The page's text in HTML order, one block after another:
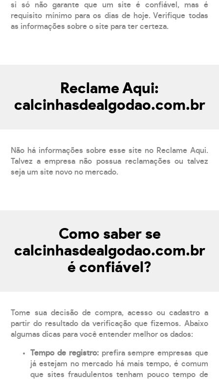
si só não garante que um site é confiável, mas é
requisito mínimo para os dias de hoje. Verifique todas
as informações sobre o site para ter certeza.
Reclame Aqui:
calcinhasdealgodao.com.br
Não há informações sobre esse site no Reclame Aqui.
Talvez a empresa não possua reclamações ou talvez
seja um site novo no mercado.
Como saber se
calcinhasdealgodao.com.br
é confiável?
Tome sua decisão de compra, acesso ou cadastro a
partir do resultado da verificação que fizemos. Abaixo
algumas dicas para você entender melhor os dados:
Tempo de registro: prefira sempre empresas que
já estejam no mercado há mais tempo, é comum
que sites fraudulentos tenham pouco tempo de